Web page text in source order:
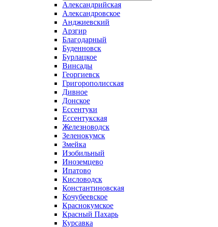
Александрийская
Александровское
Анджиевский
Арзгир
Благодарный
Буденновск
Бурлацкое
Винсады
Георгиевск
Григорополисская
Дивное
Донское
Ессентуки
Ессентукская
Железноводск
Зеленокумск
Змейка
Изобильный
Иноземцево
Ипатово
Кисловодск
Константиновская
Кочубеевское
Краснокумское
Красный Пахарь
Курсавка